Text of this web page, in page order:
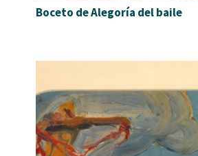
Boceto de Alegoría del baile